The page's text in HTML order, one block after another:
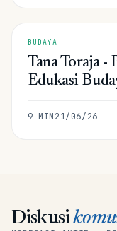
BUDAYA
Tana Toraja -
Edukasi
9 MIN21/06/26
Diskusi